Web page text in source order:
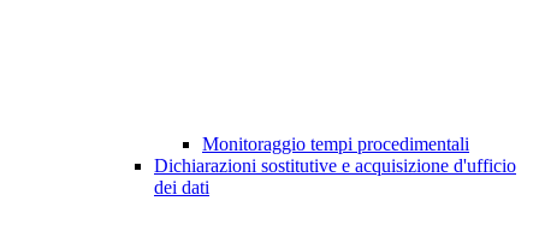
Monitoraggio tempi procedimentali
Dichiarazioni sostitutive e acquisizione d'ufficio
dei dati